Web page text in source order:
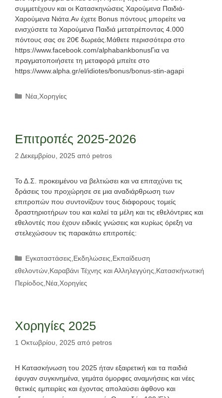
συμμετέχουν και οι Κατασκηνώσεις Χαρούμενα Παιδιά-
Χαρούμενα Νιάτα.Αν έχετε Bonus πόντους μπορείτε να
ενισχύσετε τα Χαρούμενα Παιδιά μετατρέποντας 4.000
πόντους σας σε 20€ δωρεάς.Μάθετε περισσότερα στο
https://www.facebook.com/alphabankbonusΓια να
πραγματοποιήσετε τη μεταφορά μπείτε στο
https://www.alpha.gr/el/idiotes/bonus/bonus-stin-agapi
Κατηγορίες
Νέα Χορηγίες
Επιτροπές 2025-2026
2 Δεκεμβρίου, 2025 από petros
Το Δ.Σ. προκειμένου να βελτιώσει και να επιταχύνει τις
δράσεις του προχώρησε σε μια αναδιάρθρωση των
επιτροπών που συντονίζουν τους διάφορους τομείς
δραστηριοτήρων του και καλεί τα μέλη και τις εθελόντριες και
εθελοντές που έχουν ειδικές γνώσεις και κυρίως όρεξη να
στελεχώσουν τις παρακάτω επιτροπές:
Κατηγορίες
Εγκαταστάσεις Εκδηλώσεις Εκπαίδευση
εθελοντών Καραβάνι Τέχνης και Αλληλεγγύης Κατασκήνωτική
Περίοδος Νέα Χορηγίες
Χορηγίες 2025
1 Οκτωβρίου, 2025 από petros
Η Κατασκήνωση του 2025 ήταν εξαιρετική και τα παιδιά
έφυγαν συγκινημένα, γεμάτα όμορφες αναμνήσεις και νέες
θετικές εμπειρίες και έχοντας απολαύσει άφθονο και